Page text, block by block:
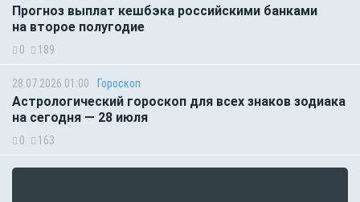
Прогноз выплат кешбэка российскими банками
на второе полугодие
0 189
28.07.2026 01:00 Гороскоп
Астрологический гороскоп для всех знаков зодиака
на сегодня — 28 июля
0 163